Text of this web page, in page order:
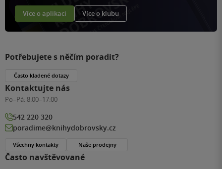
Více o aplikaci Více o klubu
Často navštěvované
Potřebujete s něčím poradit?
Často kladené dotazy
Kontaktujte nás
Po–Pá: 8:00–17:00
542 220 320
poradime@knihydobrovsky.cz
Všechny kontakty Naše prodejny